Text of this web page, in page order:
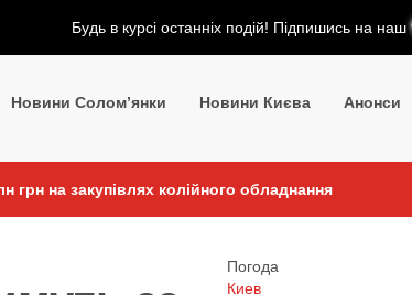
Будь в курсі останніх подій! Підпишись на наш
Новини Солом’янки Новини Києва Анонси
грн на закупівлях колійного обладнання
Погода
Киев